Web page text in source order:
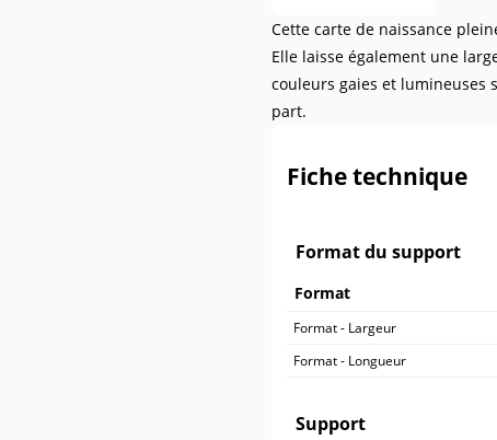
100 ex.95,90 €
150 ex. 140,90 €
185,90 €
250 ex.230,90 €
300 ex.
600 ex.410,90 €
1 000 ex.590,90 €
Cette carte de naissance
Elle laisse également une
couleurs gaies et lumineuses
part.
Fiche technique
Format du support
Format
Format - Largeur
Format - Longueur
Support